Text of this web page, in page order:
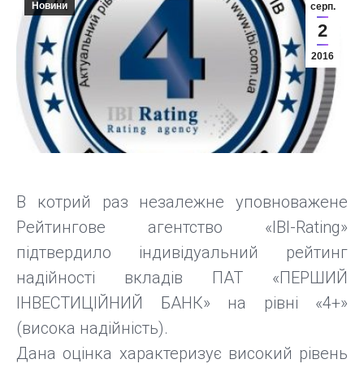
серп.
2
2016
Новини
В котрий раз незалежне уповноважене
Рейтингове агентство «IBI-Rating»
підтвердило індивідуальний рейтинг
надійності вкладів ПАТ «ПЕРШИЙ
ІНВЕСТИЦІЙНИЙ БАНК» на рівні «4+»
(висока надійність).
Дана оцінка характеризує високий рівень